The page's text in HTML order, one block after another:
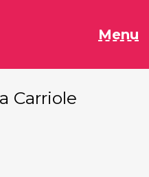
Menu
Carriole